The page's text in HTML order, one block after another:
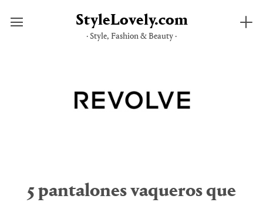
StyleLovely.com
· Style, Fashion & Beauty ·
5 pantalones vaqueros que